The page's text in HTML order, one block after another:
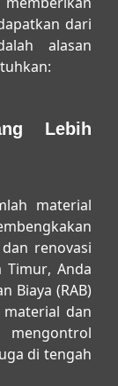
dari
alasan
Lebih
material
renovasi
Timur, Anda
Biaya (RAB)
dan
di tengah